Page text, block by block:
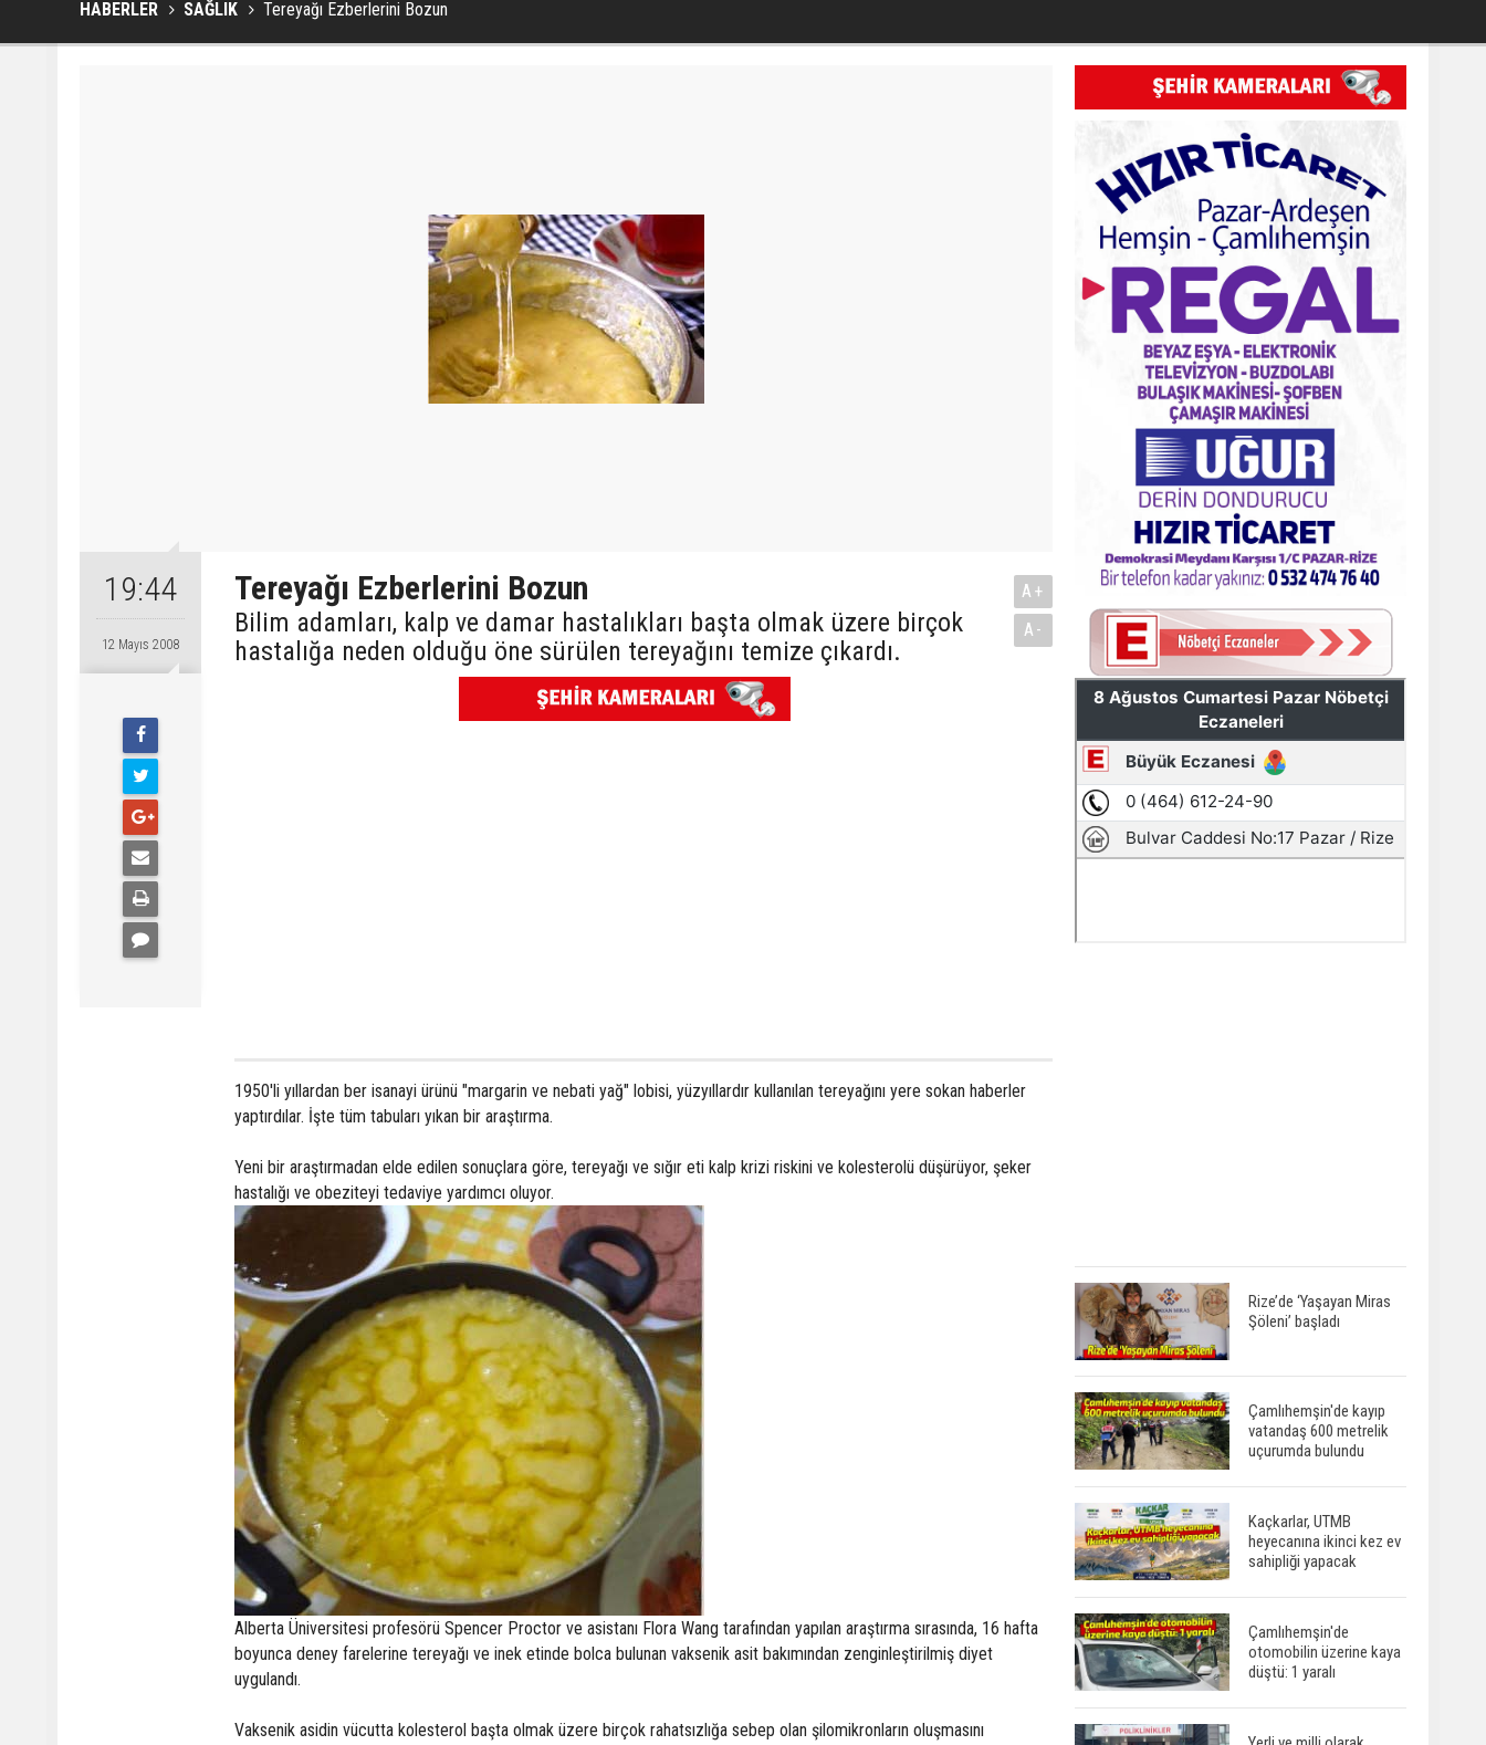
HABERLER SAĞLIK Tereyağı Ezberlerini Bozun
19:44
12 Mayıs 2008
Tereyağı Ezberlerini Bozun
Bilim adamları, kalp ve damar hastalıkları başta olmak üzere birçok
hastalığa neden olduğu öne sürülen tereyağını temize çıkardı.
A+
A-
1950'li yıllardan ber isanayi ürünü "margarin ve nebati yağ" lobisi, yüzyıllardır kullanılan tereyağını yere sokan haberler
yaptırdılar. İşte tüm tabuları yıkan bir araştırma.
Yeni bir araştırmadan elde edilen sonuçlara göre, tereyağı ve sığır eti kalp krizi riskini ve kolesterolü düşürüyor, şeker
hastalığı ve obeziteyi tedaviye yardımcı oluyor.
Alberta Üniversitesi profesörü Spencer Proctor ve asistanı Flora Wang tarafından yapılan araştırma sırasında, 16 hafta
boyunca deney farelerine tereyağı ve inek etinde bolca bulunan vaksenik asit bakımından zenginleştirilmiş diyet
uygulandı.
Vaksenik asidin vücutta kolesterol başta olmak üzere birçok rahatsızlığa sebep olan şilomikronların oluşmasını
Rize’de ‘Yaşayan Miras
Şöleni’ başladı
Çamlıhemşin'de kayıp
vatandaş 600 metrelik
uçurumda bulundu
Kaçkarlar, UTMB
heyecanına ikinci kez ev
sahipliği yapacak
Çamlıhemşin'de
otomobilin üzerine kaya
düştü: 1 yaralı